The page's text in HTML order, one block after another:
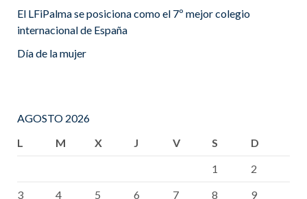
El LFiPalma se posiciona como el 7º mejor colegio
internacional de España
Día de la mujer
AGOSTO 2026
L
M X J V S
D
1
2
3
4 5 6 7 8 9